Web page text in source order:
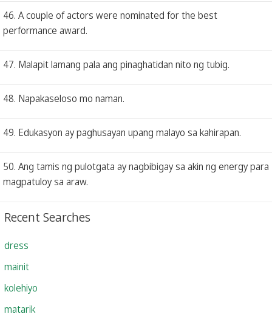
46. A couple of actors were nominated for the best
performance award.
47. Malapit lamang pala ang pinaghatidan nito ng tubig.
48. Napakaseloso mo naman.
49. Edukasyon ay paghusayan upang malayo sa kahirapan.
50. Ang tamis ng pulotgata ay nagbibigay sa akin ng energy para
magpatuloy sa araw.
Recent Searches
dress
mainit
kolehiyo
matarik